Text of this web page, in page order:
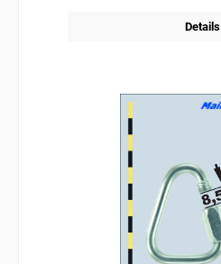
Details